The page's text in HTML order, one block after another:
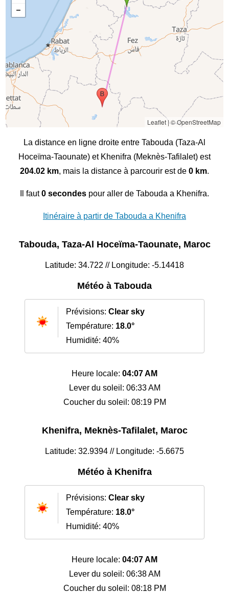
Leaflet|© OpenStreetMap
La distance en ligne droite entre Tabouda (Taza-Al
Hoceïma-Taounate) et Khenifra (Meknès-Tafilalet) est
204.02 km, mais la distance à parcourir est de 0 km.
Il faut0 secondes pour aller de Tabouda a Khenifra.
Itinéraire à partir de Tabouda a Khenifra
Tabouda, Taza-Al Hoceïma-Taounate, Maroc
Latitude: 34.722 // Longitude: -5.14418
Météo à Tabouda
Prévisions: Clear sky
Température: 18.0°
Humidité: 40%
Heure locale: 04:07 AM
Lever du soleil: 06:33 AM
Coucher du soleil: 08:19 PM
Khenifra, Meknès-Tafilalet, Maroc
Latitude: 32.9394 // Longitude: -5.6675
Météo à Khenifra
Prévisions: Clear sky
Température: 18.0°
Humidité: 40%
Heure locale: 04:07 AM
Lever du soleil: 06:38 AM
Coucher du soleil: 08:18 PM